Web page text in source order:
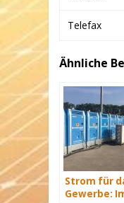
Telefax
Ähnliche
Strom für
Gewerbe: